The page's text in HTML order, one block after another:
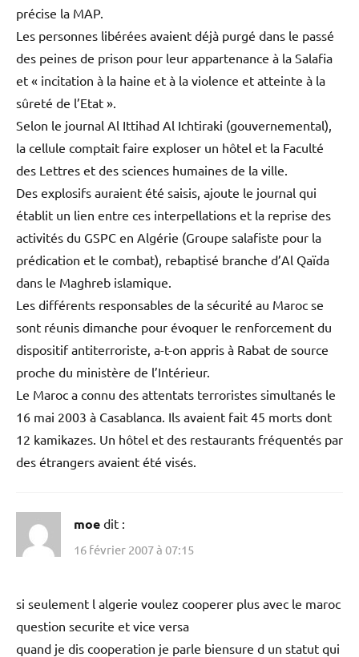
précise la MAP.
Les personnes libérées avaient déjà purgé dans le passé
des peines de prison pour leur appartenance à la Salafia
et « incitation à la haine et à la violence et atteinte à la
sûreté de l’Etat ».
Selon le journal Al Ittihad Al Ichtiraki (gouvernemental),
la cellule comptait faire exploser un hôtel et la Faculté
des Lettres et des sciences humaines de la ville.
Des explosifs auraient été saisis, ajoute le journal qui
établit un lien entre ces interpellations et la reprise des
activités du GSPC en Algérie (Groupe salafiste pour la
prédication et le combat), rebaptisé branche d’Al Qaïda
dans le Maghreb islamique.
Les différents responsables de la sécurité au Maroc se
sont réunis dimanche pour évoquer le renforcement du
dispositif antiterroriste, a-t-on appris à Rabat de source
proche du ministère de l’Intérieur.
Le Maroc a connu des attentats terroristes simultanés le
16 mai 2003 à Casablanca. Ils avaient fait 45 morts dont
12 kamikazes. Un hôtel et des restaurants fréquentés par
des étrangers avaient été visés.
moe dit :
16 février 2007 à 07:15
si seulement l algerie voulez cooperer plus avec le maroc
question securite et vice versa
quand je dis cooperation je parle biensure d un statut qui